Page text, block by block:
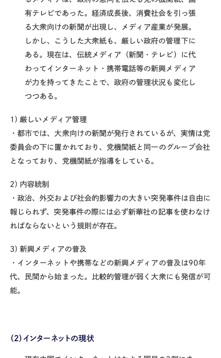
有テレビであった。経済成長後、消費社会を引っ張
る大衆向けの新聞が出現し、メディア産業が発展。
しかし、こ うした大衆紙も、厳しい政府の管理下に
ある。現在は、伝統メディア（新聞・テレビ）に代
わってインターネット・携帯電話等の新興メディア
が力を持ってきたことで、政府の管理状況も変化し
つつある。
1) 厳しいメディア管理
・都市では、大衆向けの新聞が発行されているが、実情は党
委員会の下に置かれており、党機関紙と同一のグループ会社
となっており、党機関紙が指導をしている。
2) 内容統制
・政治、外交および社会的影響力の大きい突発事件は自由に
報じられず、突発事件の際には必ず新華社の記事を使わなけ
ればならないという規則が存在。
3) 新興メディアの普及
・インターネットや携帯などの新興メディアの普及は90年
代、民間から始まった。比較的管理が弱く大衆にも発信が可
能。
（2）インターネットの現状